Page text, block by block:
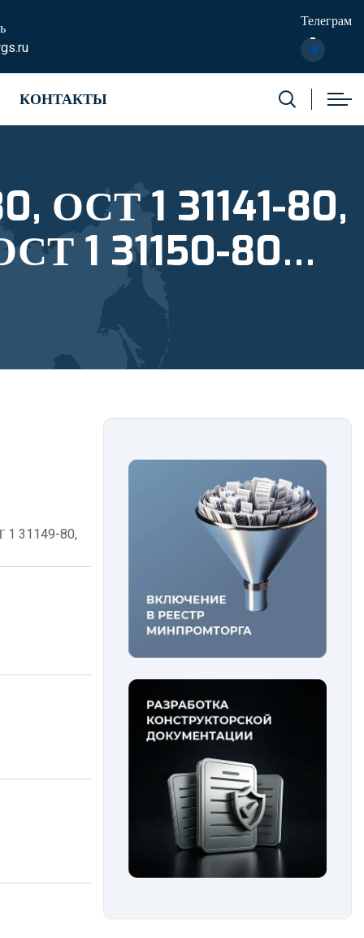
Телеграм
КОНТАКТЫ
ОСТ 1 31141-80,
1 31150-80
31149-80,